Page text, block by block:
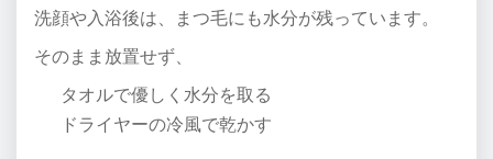
洗顔や入浴後は、まつ毛にも水分が残っています。
そのまま放置せず、
タオルで優しく水分を取る
ドライヤーの冷風で乾かす